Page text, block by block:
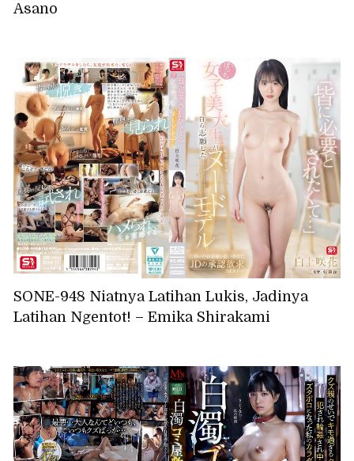
Asano
SONE-948 Niatnya Latihan Lukis, Jadinya
Latihan Ngentot! – Emika Shirakami